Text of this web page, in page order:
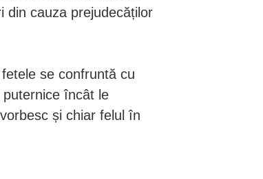
din cauza prejudecăților
se confruntă cu
încât le
și chiar felul în